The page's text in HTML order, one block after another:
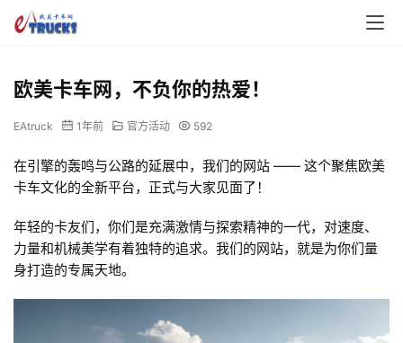
欧美卡车网，不负你的热爱！
EAtruck 1年前 官方活动 592
在引擎的轰鸣与公路的延展中，我们的网站 —— 这个聚焦欧美
卡车文化的全新平台，正式与大家见面了！
年轻的卡友们，你们是充满激情与探索精神的一代，对速度、
力量和机械美学有着独特的追求。我们的网站，就是为你们量
身打造的专属天地。